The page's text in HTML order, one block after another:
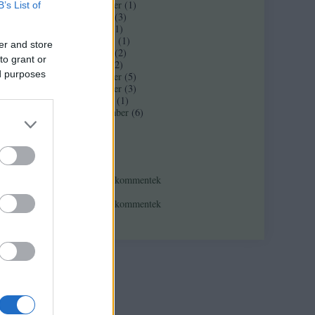
List of
and store
grant or
purposes
2017 november ( 1 )
(3)
1 )
( 1 )
(2)
2)
2015 december (5)
2015 november (3)
( 1 )
2015 szeptember (6)
kommentek
kommentek